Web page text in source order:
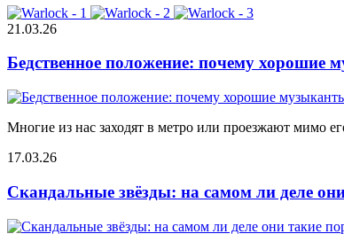
21.03.26
Бедственное положение: почему хорошие
Многие из нас заходят в метро или проезжают мимо
17.03.26
Скандальные звёзды: на самом ли деле